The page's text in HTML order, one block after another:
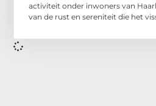
activiteit onder inwoners van
van de rust en sereniteit die het